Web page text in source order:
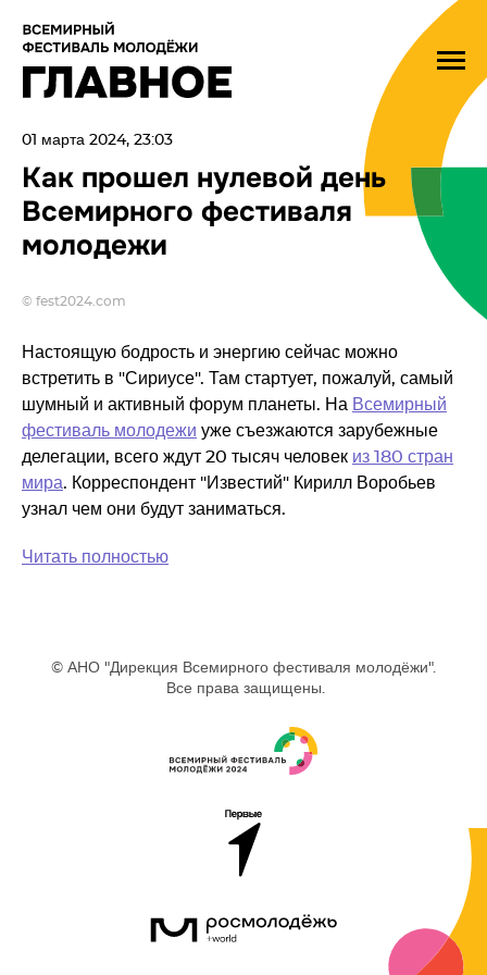
01 марта 2024, 23:03
Как прошел нулевой день
Всемирного фестиваля
молодежи
© fest2024.com
Настоящую бодрость и энергию сейчас можно
встретить в "Сириусе". Там стартует, пожалуй, самый
шумный и активный форум планеты. На Всемирный
фестиваль молодежи уже съезжаются зарубежные
делегации, всего ждут 20 тысяч человек из 180 стран
мира. Корреспондент "Известий" Кирилл Воробьев
узнал чем они будут заниматься.
Читать полностью
© АНО "Дирекция Всемирного фестиваля молодёжи".
Все права защищены.